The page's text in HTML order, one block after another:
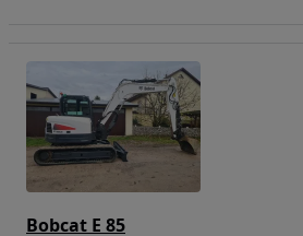
Bobcat E 85